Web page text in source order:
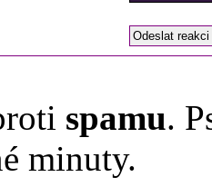
spamu.
minuty.